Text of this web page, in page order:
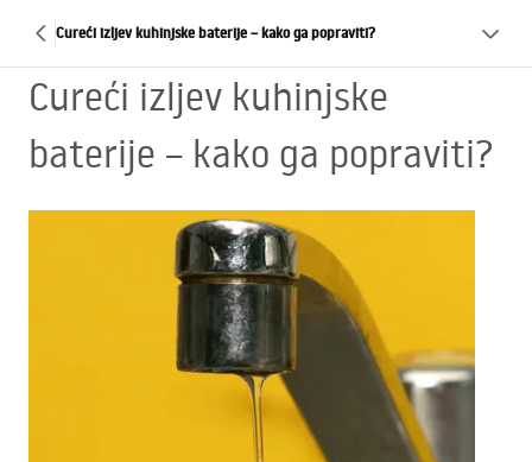
Cureći izljev kuhinjske baterije – kako ga popraviti?
Cureći izljev kuhinjske
baterije – kako ga popraviti?